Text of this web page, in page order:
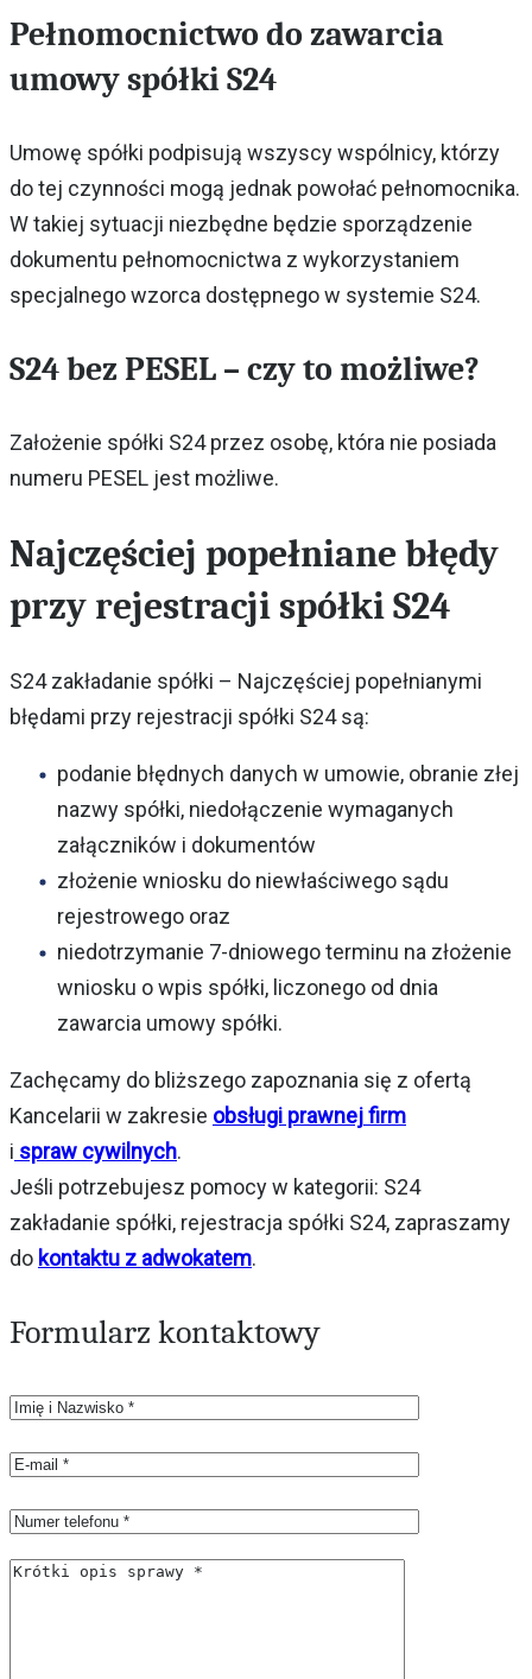
Pełnomocnictwo do zawarcia
umowy spółki S24
Umowę spółki podpisują wszyscy wspólnicy, którzy
do tej czynności mogą jednak powołać pełnomocnika.
W takiej sytuacji niezbędne będzie sporządzenie
dokumentu pełnomocnictwa z wykorzystaniem
specjalnego wzorca dostępnego w systemie S24.
S24 bez PESEL – czy to możliwe?
Założenie spółki S24 przez osobę, która nie posiada
numeru PESEL jest możliwe.
Najczęściej popełniane błędy
przy rejestracji spółki S24
S24 zakładanie spółki – Najczęściej popełnianymi
błędami przy rejestracji spółki S24 są:
podanie błędnych danych w umowie, obranie złej
nazwy spółki, niedołączenie wymaganych
załączników i dokumentów
złożenie wniosku do niewłaściwego sądu
rejestrowego oraz
niedotrzymanie 7-dniowego terminu na złożenie
wniosku o wpis spółki, liczonego od dnia
zawarcia umowy spółki.
Zachęcamy do bliższego zapoznania się z ofertą
Kancelarii w zakresie obsługi prawnej firm
i spraw cywilnych.
Jeśli potrzebujesz pomocy w kategorii: S24
zakładanie spółki, rejestracja spółki S24, zapraszamy
do kontaktu z adwokatem.
Formularz kontaktowy